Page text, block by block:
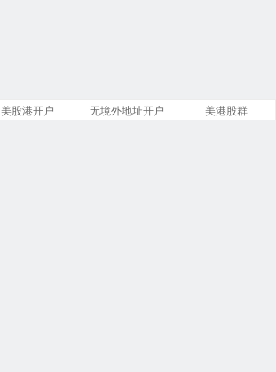
美股港开户 无境外地址开户 美港股群